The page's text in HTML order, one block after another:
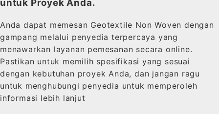
untuk Proyek Anda.
Anda dapat memesan Geotextile Non Woven dengan
gampang melalui penyedia terpercaya yang
menawarkan layanan pemesanan secara online.
Pastikan untuk memilih spesifikasi yang sesuai
dengan kebutuhan proyek Anda, dan jangan ragu
untuk menghubungi penyedia untuk memperoleh
informasi lebih lanjut